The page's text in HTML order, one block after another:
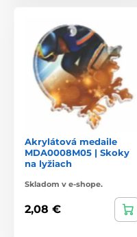
Akrylátová medaile
MDA0008M05 | Skoky
na lyžiach
Skladom v e-shope.
2,08 €